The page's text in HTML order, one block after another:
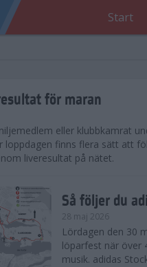
Start
för maran
eller klubbkamrat
loppdagen finns flera sätt att
liveresultat på nätet.
Så följer du
28 maj 2026
Lördagen den 30
löparfest när över
musik. adidas